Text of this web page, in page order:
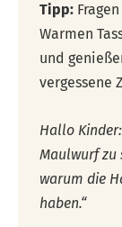
Tipp:
Warmen
und
vergessene
Hallo
Maulwurf zu
warum die
haben.“